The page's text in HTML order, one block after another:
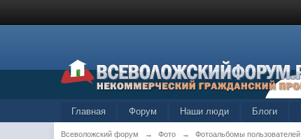
Главная Форум Наши люди Блоги
Всеволожский форум → Фото → Фотоальбомы пользователей